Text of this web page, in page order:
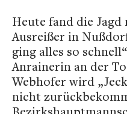
Heute fand die
Ausreißer in
ging alles so
Anrainerin an der
Webhofer wird
nicht